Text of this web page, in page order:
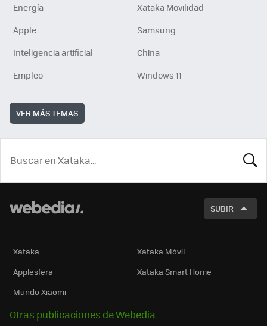
Energía
Xataka Movilidad
Apple
Samsung
Inteligencia artificial
China
Empleo
Windows 11
VER MÁS TEMAS
SUBIR
Xataka
Xataka Móvil
Applesfera
Xataka Smart Home
Mundo Xiaomi
Otras publicaciones de Webedia